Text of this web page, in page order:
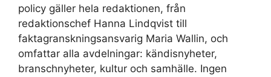
policy gäller hela redaktionen, från
redaktionschef Hanna Lindqvist till
faktagranskningsansvarig Maria Wallin, och
omfattar alla avdelningar: kändisnyheter,
branschnyheter, kultur och samhälle. Ingen